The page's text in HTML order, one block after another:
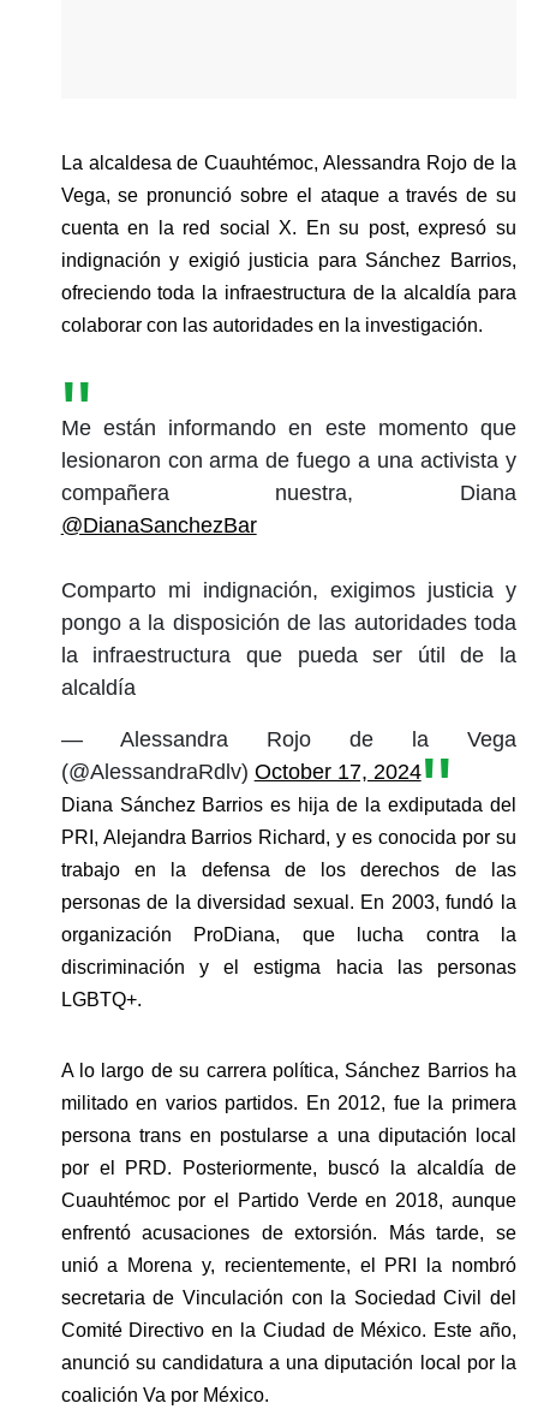
La alcaldesa de Cuauhtémoc, Alessandra Rojo de la
Vega, se pronunció sobre el ataque a través de su
cuenta en la red social X. En su post, expresó su
indignación y exigió justicia para Sánchez Barrios,
ofreciendo toda la infraestructura de la alcaldía para
colaborar con las autoridades en la investigación.
Me están informando en este momento que
lesionaron con arma de fuego a una activista y
compañera nuestra, Diana
@DianaSanchezBar
Comparto mi indignación, exigimos justicia y
pongo a la disposición de las autoridades toda
la infraestructura que pueda ser útil de la
alcaldía
— Alessandra Rojo de la Vega
(@AlessandraRdlv) October 17, 2024
Diana Sánchez Barrios es hija de la exdiputada del
PRI, Alejandra Barrios Richard, y es conocida por su
trabajo en la defensa de los derechos de las
personas de la diversidad sexual. En 2003, fundó la
organización ProDiana, que lucha contra la
discriminación y el estigma hacia las personas
LGBTQ+.
A lo largo de su carrera política, Sánchez Barrios ha
militado en varios partidos. En 2012, fue la primera
persona trans en postularse a una diputación local
por el PRD. Posteriormente, buscó la alcaldía de
Cuauhtémoc por el Partido Verde en 2018, aunque
enfrentó acusaciones de extorsión. Más tarde, se
unió a Morena y, recientemente, el PRI la nombró
secretaria de Vinculación con la Sociedad Civil del
Comité Directivo en la Ciudad de México. Este año,
anunció su candidatura a una diputación local por la
coalición Va por México.